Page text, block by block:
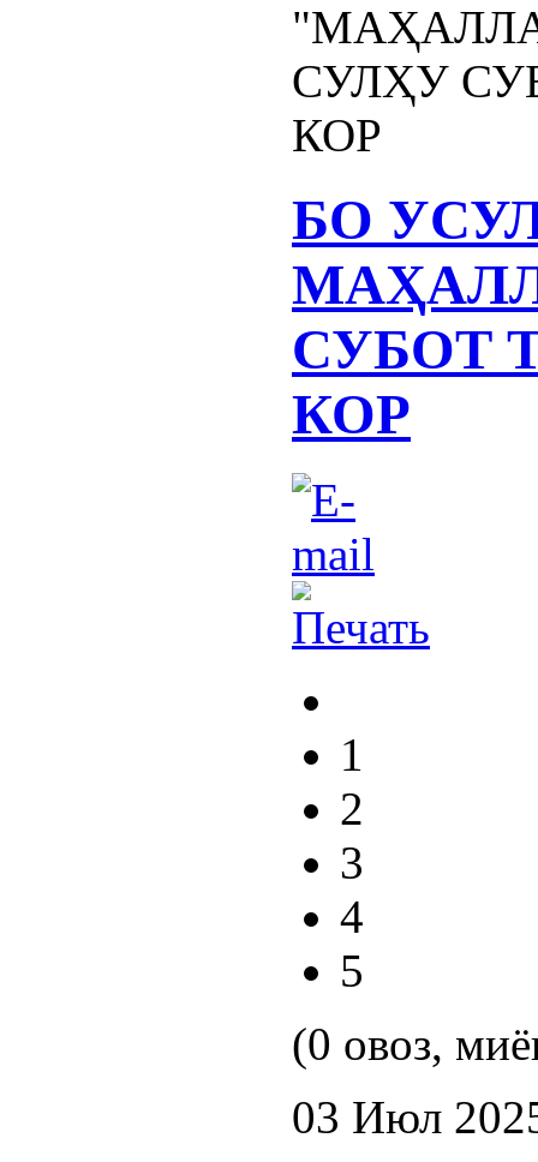
СУЛҲУ
КОР
БО
СУБОТ
КОР
1
2
3
4
5
(0 овоз,
03 Июл